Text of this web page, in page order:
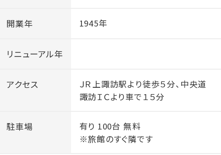
開業年 1945年
リニューアル年
アクセス
ＪＲ上諏訪駅より徒歩５分、中央道
諏訪ＩＣより車で１５分
駐車場
有り 100台 無料
※旅館のすぐ隣です